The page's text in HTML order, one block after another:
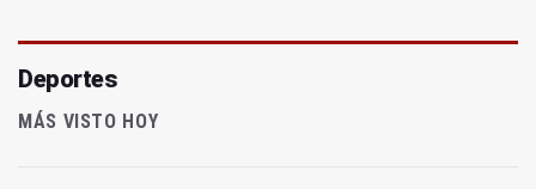
Deportes
MÁS VISTO HOY